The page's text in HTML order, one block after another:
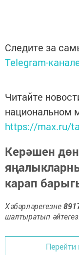
Следите за
Telegram-
Читайте
национальном
https://max.ru/
Керәшен
карап
Хәбәрләрегезне
шалтыратып
Перейти